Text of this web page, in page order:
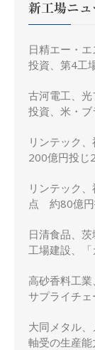
新工場ニュ
日精エー・
投資、第4工
古河電工、
投資、米・
リンテック
200億円投じ
リンテック
点 約80億円
日清食品、
工場建設、
高砂香料工
サプライチ
大同メタル
軸受の生産